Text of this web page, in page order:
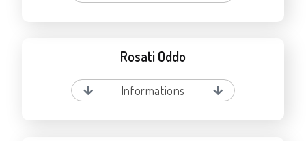
Rosati Oddo
Informations